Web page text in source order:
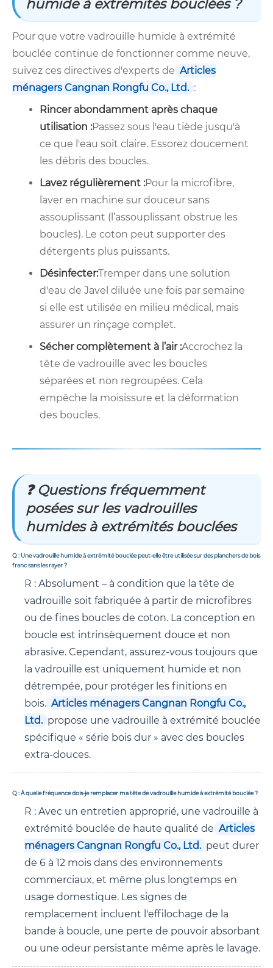
humide à extrémités bouclées ?
Pour que votre vadrouille humide à extrémité
bouclée continue de fonctionner comme neuve,
suivez ces directives d'experts de Articles
ménagers Cangnan Rongfu Co., Ltd. :
Rincer abondamment après chaque
utilisation :Passez sous l'eau tiède jusqu'à
ce que l'eau soit claire. Essorez doucement
les débris des boucles.
Lavez régulièrement :Pour la microfibre,
laver en machine sur douceur sans
assouplissant (l’assouplissant obstrue les
boucles). Le coton peut supporter des
détergents plus puissants.
Désinfecter:Tremper dans une solution
d'eau de Javel diluée une fois par semaine
si elle est utilisée en milieu médical, mais
assurer un rinçage complet.
Sécher complètement à l’air :Accrochez la
tête de vadrouille avec les boucles
séparées et non regroupées. Cela
empêche la moisissure et la déformation
des boucles.
❓ Questions fréquemment
posées sur les vadrouilles
humides à extrémités bouclées
Q : Une vadrouille humide à extrémité bouclée peut-elle être utilisée sur des planchers de bois
franc sans les rayer ?
R : Absolument – ​​à condition que la tête de
vadrouille soit fabriquée à partir de microfibres
ou de fines boucles de coton. La conception en
boucle est intrinsèquement douce et non
abrasive. Cependant, assurez-vous toujours que
la vadrouille est uniquement humide et non
détrempée, pour protéger les finitions en
bois. Articles ménagers Cangnan Rongfu Co.,
Ltd. propose une vadrouille à extrémité bouclée
spécifique « série bois dur » avec des boucles
extra-douces.
Q : À quelle fréquence dois-je remplacer ma tête de vadrouille humide à extrémité bouclée ?
R : Avec un entretien approprié, une vadrouille à
extrémité bouclée de haute qualité de Articles
ménagers Cangnan Rongfu Co., Ltd. peut durer
de 6 à 12 mois dans des environnements
commerciaux, et même plus longtemps en
usage domestique. Les signes de
remplacement incluent l'effilochage de la
bande à boucle, une perte de pouvoir absorbant
ou une odeur persistante même après le lavage.